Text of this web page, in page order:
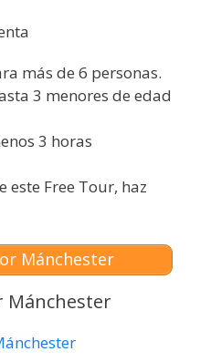
más de 6 personas.
3 menores de edad
3 horas
este Free Tour, haz
Mánchester
Mánchester